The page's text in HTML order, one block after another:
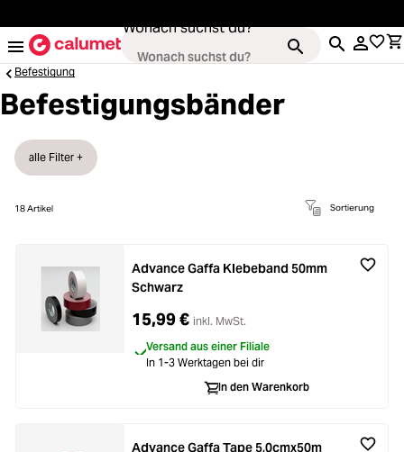
Wonach suchst du?
Kameras
Loading...
Loading...
Stative & Gimbals
Loading...Taschen
Befestigung
Befestigungsbänder
18Artikel Sortierung
alle Filter +
Advance Gaffa Klebeband 50mm
Schwarz
15,99 € inkl. MwSt.
Versand aus einer Filiale
In 1-3 Werktagen bei dir
In den Warenkorb
Advance Gaffa Tape 5,0cmx50m